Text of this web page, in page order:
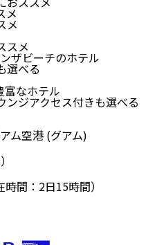
メ
メ
スメ
ザビーチのホテル
選べる
富なホテル
ンジアクセス付きも選べる
ム空港 (グアム)
間： 2日15時間）